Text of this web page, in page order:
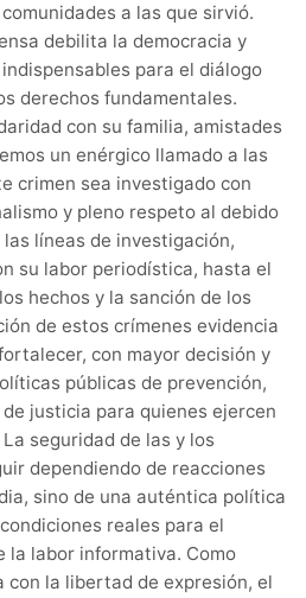
a las que sirvió.
debilita la democracia y
para el diálogo
derechos fundamentales.
con su familia, amistades
un enérgico llamado a las
crimen sea investigado con
y pleno respeto al debido
líneas de investigación,
su labor periodística, hasta el
hechos y la sanción de los
de estos crímenes evidencia
con mayor decisión y
públicas de prevención,
justicia para quienes ejercen
seguridad de las y los
dependiendo de reacciones
sino de una auténtica política
reales para el
la labor informativa. Como
la libertad de expresión, el